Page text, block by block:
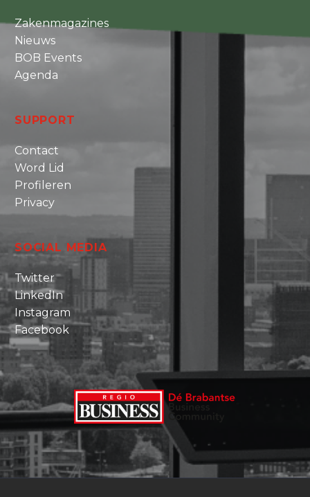
Zakenmagazines
Nieuws
BOB Events
Agenda
SUPPORT
Contact
Word Lid
Profileren
Privacy
SOCIAL MEDIA
Twitter
LinkedIn
Instagram
Facebook